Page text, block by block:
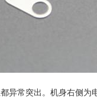
异常突出。机身右侧为